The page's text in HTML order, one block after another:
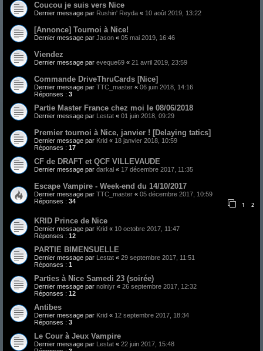
Coucou je suis vers Nice
Dernier message par Rushin' Reyda « 10 août 2019, 13:22
[Annonce] Tournoi à Nice!
Dernier message par Jason « 05 mai 2019, 16:46
Viendez
Dernier message par eveque69 « 21 avril 2019, 23:59
Commande DriveThruCards [Nice]
Dernier message par TTC_master « 06 juin 2018, 14:16
Réponses : 3
Partie Master France chez moi le 08/06/2018
Dernier message par Lestat « 01 juin 2018, 09:29
Premier tournoi à Nice, janvier ! [Delaying tatics]
Dernier message par Krid « 18 janvier 2018, 10:59
Réponses : 17
CF de DRAFT et QCF VILLEVAUDE
Dernier message par darkal « 17 décembre 2017, 11:35
Escape Vampire - Week-end du 14/10/2017
Dernier message par TTC_master « 05 décembre 2017, 10:59
Réponses : 34 1 2
KRID Prince de Nice
Dernier message par Krid « 10 octobre 2017, 11:47
Réponses : 12
PARTIE BIMENSUELLE
Dernier message par Lestat « 29 septembre 2017, 11:51
Réponses : 1
Parties à Nice Samedi 23 (soirée)
Dernier message par nolniyr « 26 septembre 2017, 12:32
Réponses : 12
Antibes
Dernier message par Krid « 12 septembre 2017, 18:34
Réponses : 3
Le Cour à Jeux Vampire
Dernier message par Lestat « 22 juin 2017, 15:48